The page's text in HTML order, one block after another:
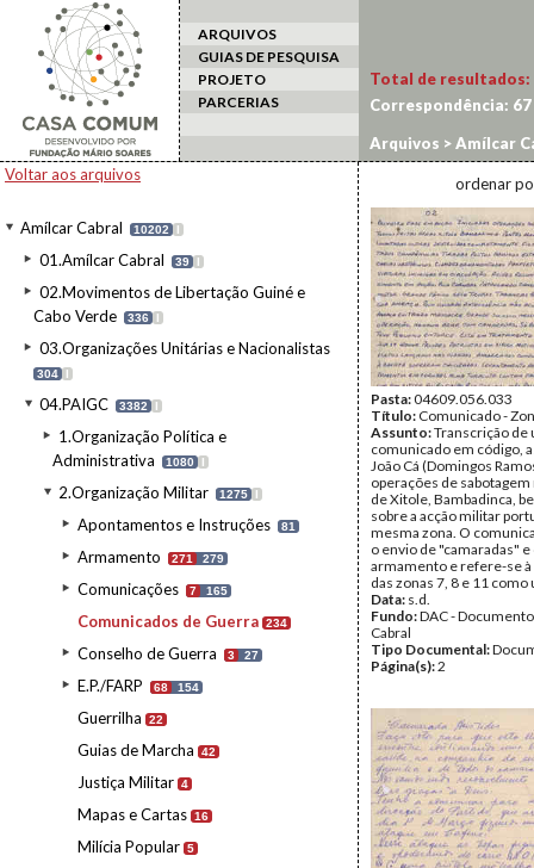
ARQUIVOS
GUIAS DE PESQUISA
PROJETO
PARCERIAS
Voltar aos arquivos
Amílcar Cabral 10202 I
01.Amílcar Cabral 39 I
02.Movimentos de Libertação Guiné e
Cabo Verde
336 I
03.Organizações Unitárias e Nacionalistas
304 I
04.PAIGC 3382 I
1.Organização Política e
Administrativa
1080 I
2.Organização Militar 1275 I
Apontamentos e Instruções 81
Armamento 271 279
Comunicações 7 165
Comunicados de Guerra 234
Conselho de Guerra 3 27
E.P./FARP 68 154
Guerrilha 22
Guias de Marcha 42
Justiça Militar 4
Mapas e Cartas 16
Milícia Popular 5
Total de resultados:
Correspondência: 67
Arquivos >Amílcar
ordenar
Pasta:04609.056.033
Título: Comunicado -
Assunto:Transcrição de
comunicado em código,
João Cá (Domingos
operações de sabotagem
de Xitole, Bambadinca,
sobre a acção militar
mesma zona. O
o envio de "camaradas" e
armamento e refere-se à
das zonas 7, 8 e 11
Data: s.d.
Fundo:DAC -
Cabral
Tipo Documental:
Página(s):2